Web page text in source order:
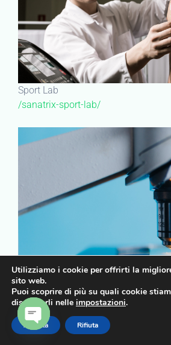
Sport Lab
/sanatrix-sport-lab/
Centro Oncologia di Precisione
/oncologia/
Utilizziamo i cookie per offrirti la
sito web.
Puoi scoprire di più su quali cookie
disattivarli nelle impostazioni.
Accetta Rifiuta
OPEN